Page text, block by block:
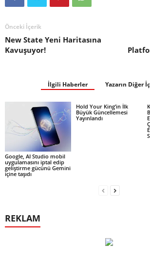
Önceki İçerik
New State Yeni Haritasına
Kavuşuyor!
İlgili Haberler Yazarın Diğer
Google, AI Studio mobil
uygulamasını iptal edip
geliştirme gücünü Gemini
içine taşıdı
Hold Your King’in İlk
Büyük Güncellemesi
Yayınlandı
REKLAM